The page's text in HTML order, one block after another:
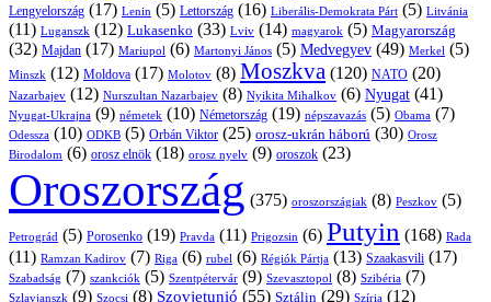
Lengyelország (17) Lenin (5) Lettország (16) Liberális-Demokrata Párt (5) Litvánia
(11) Luganszk (12) Lukasenko (33) Lviv (14) magyarok (5) Magyarország
(32) Majdan (17) Mariupol (6) Martonyi János (5) Medvegyev (49) Merkel (5)
Minszk (12) Moldova (17) Molotov (8) Moszkva (120) NATO (20)
Nazarbajev (12) Nurszultan Nazarbajev (8) Nyikita Mihalkov (6) Nyugat (41)
Nyugat-Ukrajna (9) németek (10) Németország (19) népszavazás (5) Obama (7)
Odessza (10) ODKB (5) Orbán Viktor (25) orosz-ukrán háború (30) Orosz
Birodalom (6) orosz elnök (18) orosz nyelv (9) oroszok (23)
Oroszország (375) oroszországiak (8) Peszkov (5)
Petrográd (5) Porosenko (19) Pravda (11) Prigozsin (6) Putyin (168) Rada
(11) Ramzan Kadirov (7) Riga (6) rubel (6) Régiók Pártja (13) Szaakasvili (17)
Szabadság (7) szankciók (5) Szentpétervár (9) Szevasztopol (8) Szibéria (7)
Szlavjanszk (9) Szocsi (8) Szovjetunió (55) Sztálin (29) Szíria (12)